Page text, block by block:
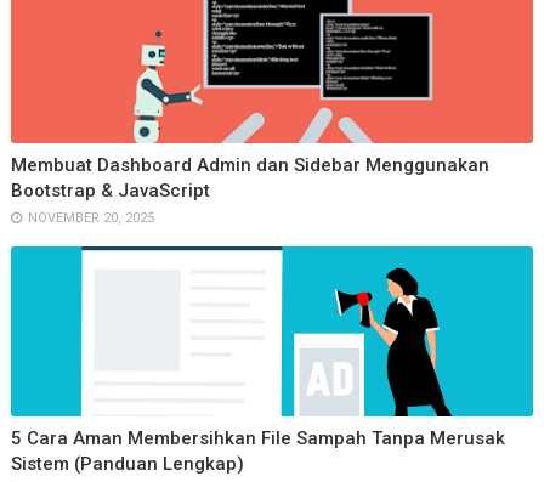
                ],
              ),
            ),
          ),
         itemCount: _get.length,
        );
Membuat Dashboard Admin dan Sidebar Menggunakan
Bootstrap & JavaScript
NOVEMBER 20, 2025
5 Cara Aman Membersihkan File Sampah Tanpa Merusak
Sistem (Panduan Lengkap)